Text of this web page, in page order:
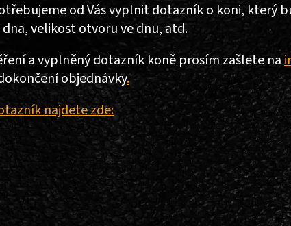
od Vás vyplnit dotazník o koni, který
velikost otvoru ve dnu, atd.
a vyplněný dotazník koně prosím zašlete na
objednávky.
najdete zde: